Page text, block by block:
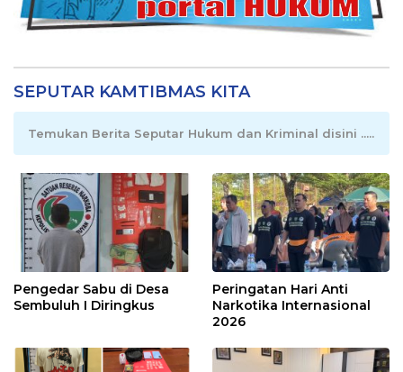
SEPUTAR KAMTIBMAS KITA
Temukan Berita Seputar Hukum dan Kriminal disini .....
Pengedar Sabu di Desa
Sembuluh I Diringkus
Peringatan Hari Anti
Narkotika Internasional
2026